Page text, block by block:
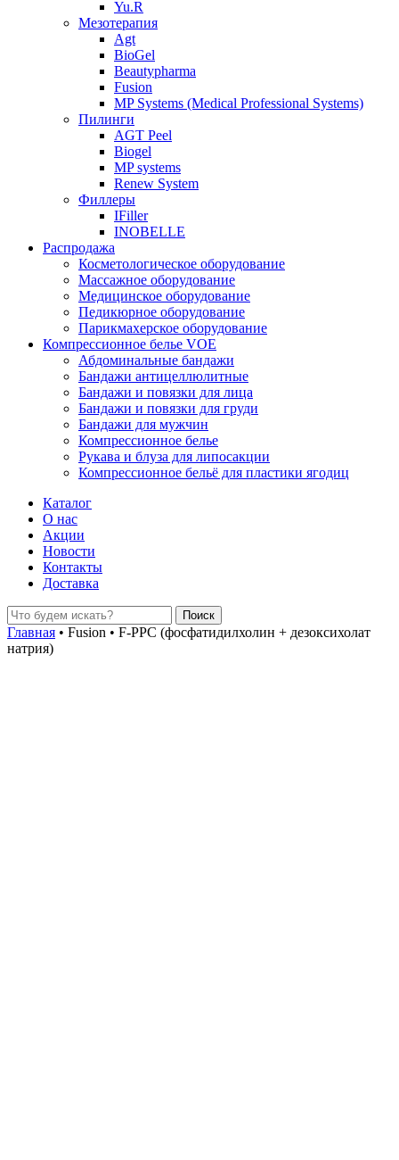
Yu.R
Мезотерапия
Agt
BioGel
Beautypharma
Fusion
MP Systems (Medical Professional Systems)
Пилинги
AGT Peel
Biogel
MP systems
Renew System
Филлеры
IFiller
INOBELLE
Распродажа
Косметологическое оборудование
Массажное оборудование
Медицинское оборудование
Педикюрное оборудование
Парикмахерское оборудование
Компрессионное белье VOE
Абдоминальные бандажи
Бандажи антицеллюлитные
Бандажи и повязки для лица
Бандажи и повязки для груди
Бандажи для мужчин
Компрессионное белье
Рукава и блуза для липосакции
Компрессионное бельё для пластики ягодиц
Каталог
О нас
Акции
Новости
Контакты
Доставка
Главная • Fusion • F-PPC (фосфатидилхолин + дезоксихолат
натрия)